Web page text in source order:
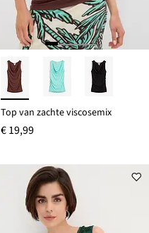
Top van zachte viscosemix
€ 19,99